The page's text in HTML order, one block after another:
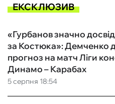
ЕКСКЛЮЗИВ
5 серпня 18:54
«Гурбанов значно
за Костюка»: Демченко
прогноз на матч Ліги
Динамо – Карабах